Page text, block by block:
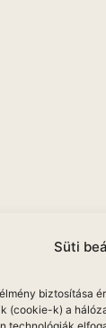
Süti
biztosítása
(cookie-k) a